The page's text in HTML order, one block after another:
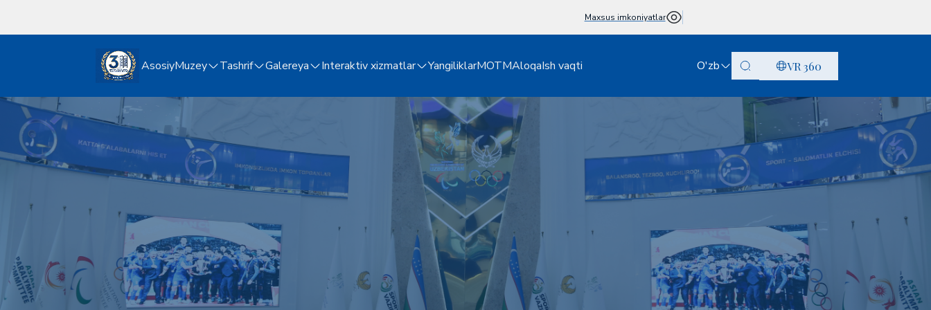
Maxsus imkoniyatlar
AsosiyMuzey Tashrif Galereya Interaktiv xizmatlar YangiliklarMOTMAloqaIsh vaqti O'zb VR 360